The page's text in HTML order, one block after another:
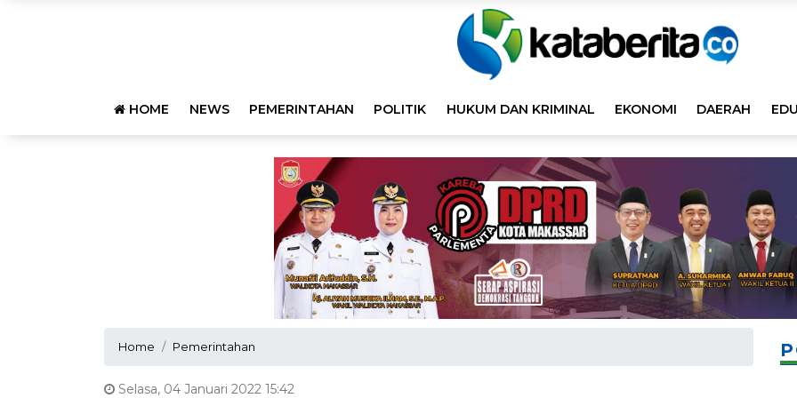
HOME NEWS PEMERINTAHAN POLITIK HUKUM DAN KRIMINAL EKONOMI DAERAH
Home Pemerintahan
Selasa, 04 Januari 2022 15:42